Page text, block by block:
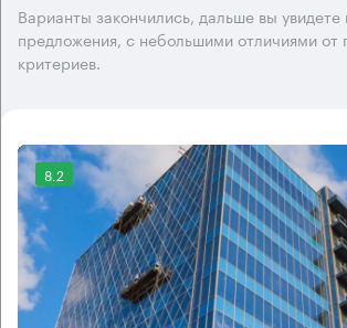
Варианты закончились, дальше вы
предложения, с небольшими отличиями от
критериев.
8.2